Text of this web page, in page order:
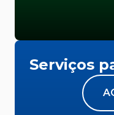
Serviços